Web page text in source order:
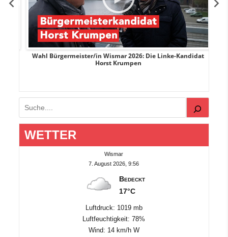
Wahl Bürgermeister/in Wismar 2026: Die Linke-Kandidat
Horst Krumpen
Suchen
WETTER
Wismar
7. August 2026, 9:56
Bedeckt
17°C
Luftdruck: 1019 mb
Luftfeuchtigkeit: 78%
Wind: 14 km/h W